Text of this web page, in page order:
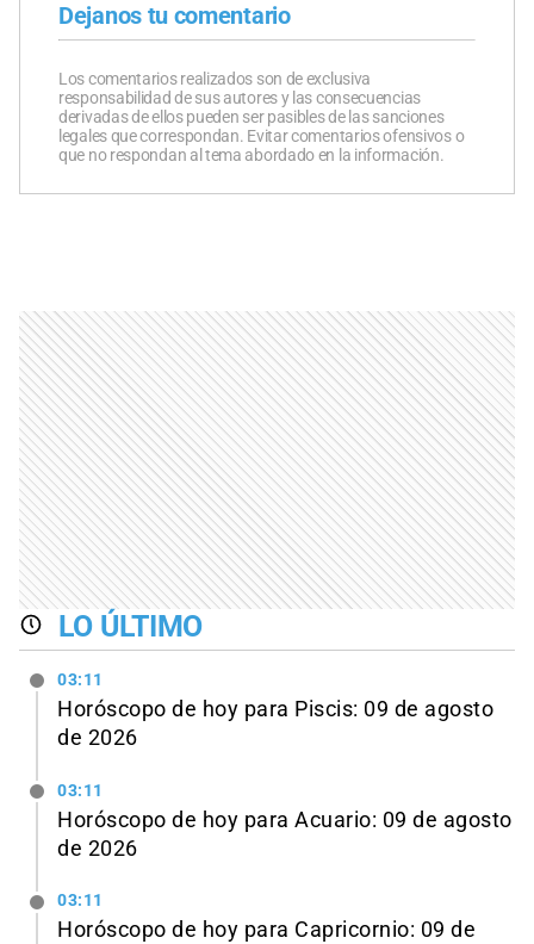
Dejanos tu comentario
Los comentarios realizados son de exclusiva
responsabilidad de sus autores y las consecuencias
derivadas de ellos pueden ser pasibles de las sanciones
legales que correspondan. Evitar comentarios ofensivos o
que no respondan al tema abordado en la información.
LO ÚLTIMO
03:11
Horóscopo de hoy para Piscis: 09 de agosto
de 2026
03:11
Horóscopo de hoy para Acuario: 09 de agosto
de 2026
03:11
Horóscopo de hoy para Capricornio: 09 de